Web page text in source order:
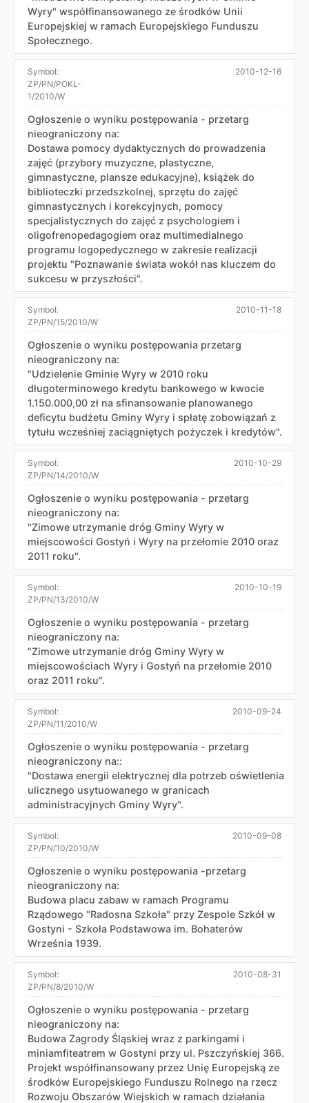
Wyry" współfinansowanego ze środków Unii
Europejskiej w ramach Europejskiego Funduszu
Społecznego.
Symbol:
ZP/PN/POKL-
1/2010/W
2010-12-16
Ogłoszenie o wyniku postępowania - przetarg
nieograniczony na:
Dostawa pomocy dydaktycznych do prowadzenia
zajęć (przybory muzyczne, plastyczne,
gimnastyczne, plansze edukacyjne), książek do
biblioteczki przedszkolnej, sprzętu do zajęć
gimnastycznych i korekcyjnych, pomocy
specjalistycznych do zajęć z psychologiem i
oligofrenopedagogiem oraz multimedialnego
programu logopedycznego w zakresie realizacji
projektu "Poznawanie świata wokół nas kluczem do
sukcesu w przyszłości".
Symbol:
ZP/PN/15/2010/W
2010-11-18
Ogłoszenie o wyniku postępowania przetarg
nieograniczony na:
"Udzielenie Gminie Wyry w 2010 roku
długoterminowego kredytu bankowego w kwocie
1.150.000,00 zł na sfinansowanie planowanego
deficytu budżetu Gminy Wyry i spłatę zobowiązań z
tytułu wcześniej zaciągniętych pożyczek i kredytów".
Symbol:
ZP/PN/14/2010/W
2010-10-29
Ogłoszenie o wyniku postępowania - przetarg
nieograniczony na:
"Zimowe utrzymanie dróg Gminy Wyry w
miejscowości Gostyń i Wyry na przełomie 2010 oraz
2011 roku".
Symbol:
ZP/PN/13/2010/W
2010-10-19
Ogłoszenie o wyniku postępowania - przetarg
nieograniczony na:
"Zimowe utrzymanie dróg Gminy Wyry w
miejscowościach Wyry i Gostyń na przełomie 2010
oraz 2011 roku".
Symbol:
ZP/PN/11/2010/W
2010-09-24
Ogłoszenie o wyniku postępowania - przetarg
nieograniczony na::
"Dostawa energii elektrycznej dla potrzeb oświetlenia
ulicznego usytuowanego w granicach
administracyjnych Gminy Wyry".
Symbol:
ZP/PN/10/2010/W
2010-09-08
Ogłoszenie o wyniku postępowania -przetarg
nieograniczony na:
Budowa placu zabaw w ramach Programu
Rządowego "Radosna Szkoła" przy Zespole Szkół w
Gostyni - Szkoła Podstawowa im. Bohaterów
Września 1939.
Symbol:
ZP/PN/8/2010/W
2010-08-31
Ogłoszenie o wyniku postępowania - przetarg
nieograniczony na:
Budowa Zagrody Śląskiej wraz z parkingami i
miniamfiteatrem w Gostyni przy ul. Pszczyńskiej 366.
Projekt współfinansowany przez Unię Europejską ze
środków Europejskiego Funduszu Rolnego na rzecz
Rozwoju Obszarów Wiejskich w ramach działania